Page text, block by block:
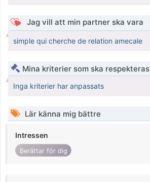
Jag vill att min partner ska vara
simple qui cherche de relation amecale
Mina kriterier som ska respekteras
Inga kriterier har anpassats
Lär känna mig bättre
Intressen
Berättar för dig